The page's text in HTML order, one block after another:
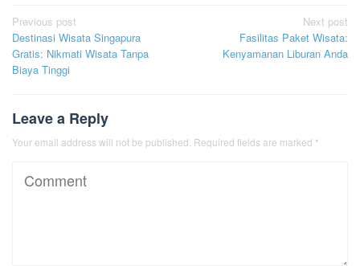
Post
navigation
Previous post
Destinasi Wisata Singapura
Gratis: Nikmati Wisata Tanpa
Biaya Tinggi
Next post
Fasilitas Paket Wisata:
Kenyamanan Liburan Anda
Leave a Reply
Your email address will not be published. Required fields are marked *